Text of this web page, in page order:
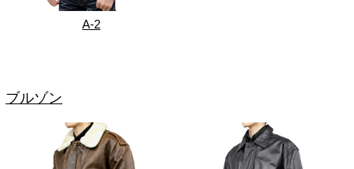
A-2
ブルゾン